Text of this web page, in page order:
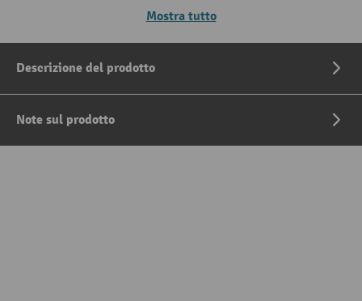
Mostra tutto
Descrizione del prodotto
Note sul prodotto